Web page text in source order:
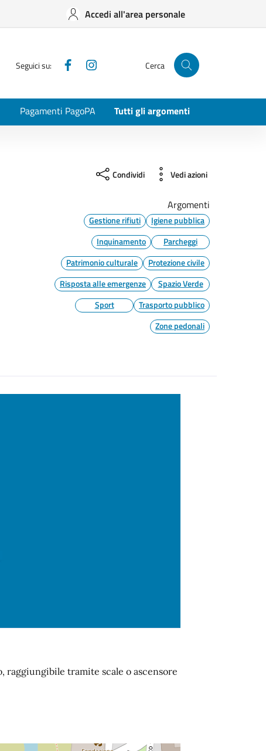
Accedi all'area personale
Seguici su: Facebook Cerca
Pagamenti PagoPA Tutti gli argomenti
Condividi Vedi azioni
Argomenti
Gestione rifiuti
Igiene pubblica
Inquinamento
Parcheggi
Patrimonio culturale
Protezione civile
Risposta alle emergenze
Spazio Verde
Sport
Trasporto pubblico
Zone pedonali
raggiungibile tramite scale o ascensore